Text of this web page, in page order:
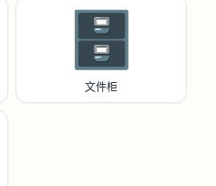
🗄️
文件柜